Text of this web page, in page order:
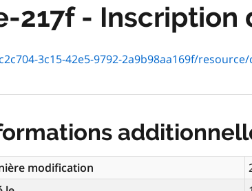
217f - Inscription
3c15-42e5-9792-2a9b98aa169f/resource/
modification